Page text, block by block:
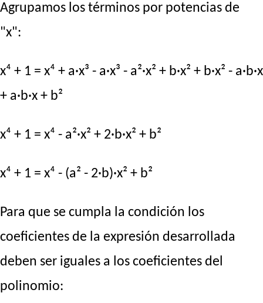
Agrupamos los términos por potencias de
"x":
x⁴ + 1 = x⁴ + a·x³ - a·x³ - a²·x² + b·x² + b·x² - a·b·x
+ a·b·x + b²
x⁴ + 1 = x⁴ - a²·x² + 2·b·x² + b²
x⁴ + 1 = x⁴ - (a² - 2·b)·x² + b²
Para que se cumpla la condición los
coeficientes de la expresión desarrollada
deben ser iguales a los coeficientes del
polinomio: